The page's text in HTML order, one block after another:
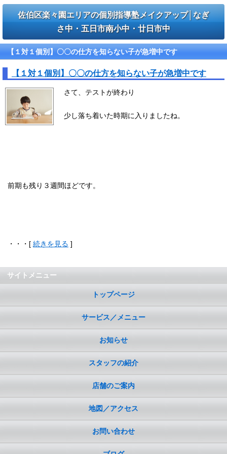
佐伯区楽々園エリアの個別指導塾メイクアップ│なぎ
さ中・五日市南小中・廿日市中
【１対１個別】〇〇の仕方を知らない子が急増中です
【１対１個別】〇〇の仕方を知らない子が急増中です
さて、テストが終わり
少し落ち着いた時期に入りましたね。
前期も残り３週間ほどです。
・・・[ 続きを見る ]
サイトメニュー
トップページ
サービス／メニュー
お知らせ
スタッフの紹介
店舗のご案内
地図／アクセス
お問い合わせ